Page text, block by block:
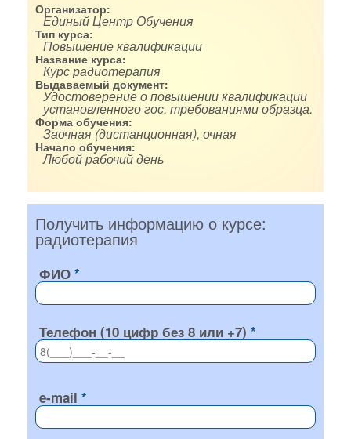
Организатор:
Единый Центр Обучения
Тип курса:
Повышение квалификации
Название курса:
Курс радиотерапия
Выдаваемый документ:
Удостоверение о повышении квалификации
установленного гос. требованиями образца.
Форма обучения:
Заочная (дистанционная), очная
Начало обучения:
Любой рабочий день
Получить информацию о курсе:
радиотерапия
ФИО
Телефон (10 цифр без 8 или +7)
e-mail